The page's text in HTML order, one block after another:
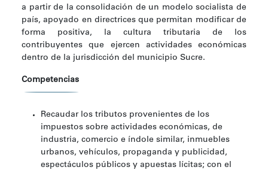
a partir de la consolidación de un modelo socialista de
país, apoyado en directrices que permitan modificar de
forma positiva, la cultura tributaria de los
contribuyentes que ejercen actividades económicas
dentro de la jurisdicción del municipio Sucre.
Competencias
Recaudar los tributos provenientes de los
impuestos sobre actividades económicas, de
industria, comercio e índole similar, inmuebles
urbanos, vehículos, propaganda y publicidad,
espectáculos públicos y apuestas lícitas; con el